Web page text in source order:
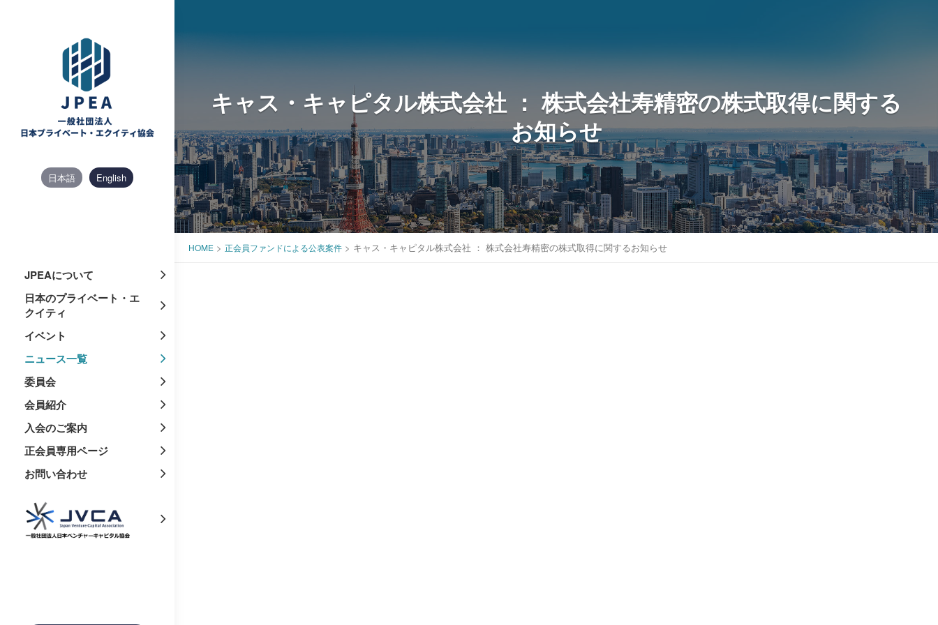
日本語 English
JPEAについて
日本のプライベート・エ
クイティ
イベント
ニュース一覧
委員会
会員紹介
入会のご案内
正会員専用ページ
お問い合わせ
キャス・キャピタル株式会社 ： 株式会社寿精密の株式取得に関する
お知らせ
HOME > 正会員ファンドによる公表案件 > キャス・キャピタル株式会社 ： 株式会社寿精密の株式取得に関するお知らせ